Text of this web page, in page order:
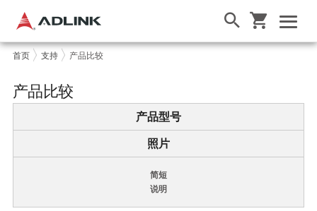
首页 支持 产品比较
产品比较
产品型号
照片
简短
说明